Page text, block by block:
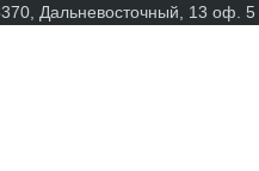
Дальневосточный, 13 оф. 5